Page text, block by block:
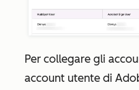
Per collegare gli
account utente di